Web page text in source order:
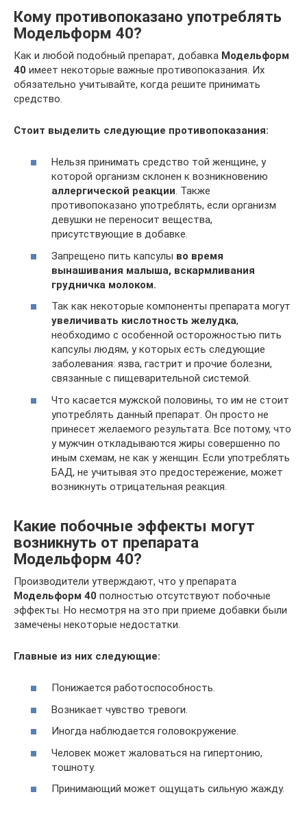
Кому противопоказано употреблять
Модельформ 40?
Как и любой подобный препарат, добавка Модельформ
40 имеет некоторые важные противопоказания. Их
обязательно учитывайте, когда решите принимать
средство.
Стоит выделить следующие противопоказания:
Нельзя принимать средство той женщине, у
которой организм склонен к возникновению
аллергической реакции. Также
противопоказано употреблять, если организм
девушки не переносит вещества,
присутствующие в добавке.
Запрещено пить капсулы во время
вынашивания малыша, вскармливания
грудничка молоком.
Так как некоторые компоненты препарата могут
увеличивать кислотность желудка,
необходимо с особенной осторожностью пить
капсулы людям, у которых есть следующие
заболевания: язва, гастрит и прочие болезни,
связанные с пищеварительной системой.
Что касается мужской половины, то им не стоит
употреблять данный препарат. Он просто не
принесет желаемого результата. Все потому, что
у мужчин откладываются жиры совершенно по
иным схемам, не как у женщин. Если употреблять
БАД, не учитывая это предостережение, может
возникнуть отрицательная реакция.
Какие побочные эффекты могут
возникнуть от препарата
Модельформ 40?
Производители утверждают, что у препарата
Модельформ 40 полностью отсутствуют побочные
эффекты. Но несмотря на это при приеме добавки были
замечены некоторые недостатки.
Главные из них следующие:
Понижается работоспособность.
Возникает чувство тревоги.
Иногда наблюдается головокружение.
Человек может жаловаться на гипертонию,
тошноту.
Принимающий может ощущать сильную жажду.